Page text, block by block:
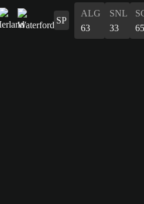
SP
ALG
63
SNL
33
65